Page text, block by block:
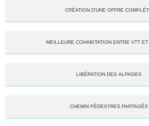
CRÉATION D'UNE OFFRE
MEILLEURE COHABITATION ENTRE VTT
LIBÉRATION DES ALPAGES
CHEMIN PÉDESTRES PARTAGÉS